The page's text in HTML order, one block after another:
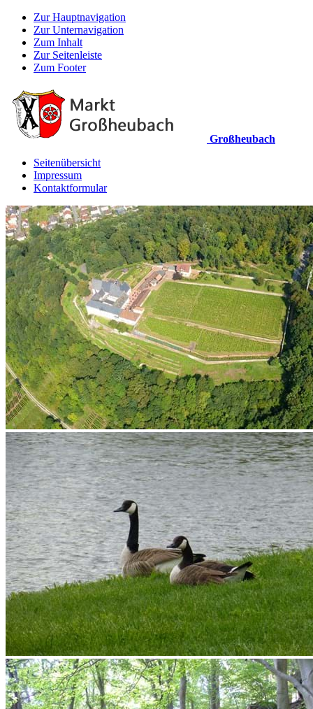
Zur Hauptnavigation
Zur Unternavigation
Zum Inhalt
Zur Seitenleiste
Zum Footer
Großheubach
Seitenübersicht
Impressum
Kontaktformular